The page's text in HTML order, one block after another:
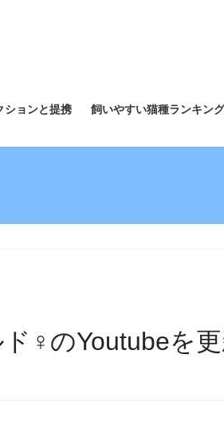
ションと提携 飼いやすい猫種ランキング
♀のYoutubeを更